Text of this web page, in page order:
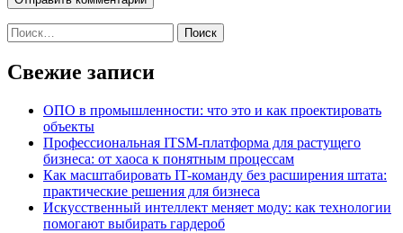
Найти:
Свежие записи
ОПО в промышленности: что это и как проектировать
объекты
Профессиональная ITSM-платформа для растущего
бизнеса: от хаоса к понятным процессам
Как масштабировать IT-команду без расширения штата:
практические решения для бизнеса
Искусственный интеллект меняет моду: как технологии
помогают выбирать гардероб